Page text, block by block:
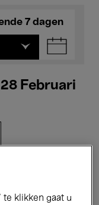
7 dagen
Februari
te klikken gaat u